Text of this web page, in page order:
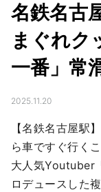
名鉄名古
まぐれク
一番」常
2025.11.20
【名鉄名古屋駅
ら車ですぐ行く
大人気Youtuber
ロデュースした